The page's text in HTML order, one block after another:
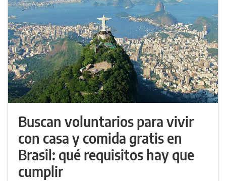
Buscan voluntarios para vivir
con casa y comida gratis en
Brasil: qué requisitos hay que
cumplir